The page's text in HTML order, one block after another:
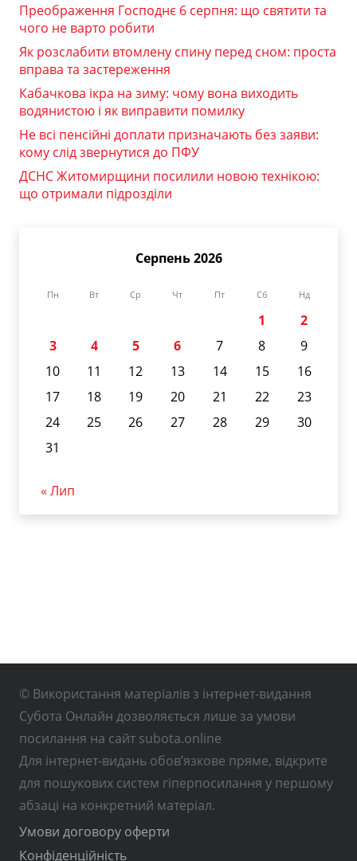
Преображення Господнє 6 серпня: що святити та
чого не варто робити
Як розслабити втомлену спину перед сном: проста
вправа та застереження
Кабачкова ікра на зиму: чому вона виходить
водянистою і як виправити помилку
Не всі пенсійні доплати призначають без заяви:
кому слід звернутися до ПФУ
ДСНС Житомирщини посилили новою технікою:
що отримали підрозділи
Серпень 2026
Пн Вт Ср Чт Пт Сб Нд
1
2
3
4 5 6 7 8
9
10
11 12 13 14 15
16
17
18 19 20 21 22
23
24
25 26 27 28 29
30
31
« Лип
© Використання матеріалів з інтернет-видання
Субота Онлайн дозволяється лише за умови
посилання на сайт subota.online
Для інтернет-видань обов’язкове пряме, відкрите
для пошукових систем гіперпосилання у першому
абзаці на конкретний матеріал.
Умови договору оферти
Конфіденційність